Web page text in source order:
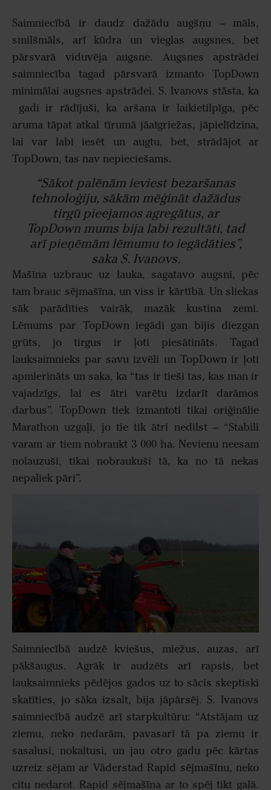
Saimniecībā ir daudz dažādu augšņu – māls,
smilšmāls, arī kūdra un vieglas augsnes, bet
pārsvarā viduvēja augsne. Augsnes apstrādei
saimniecība tagad pārsvarā izmanto TopDown
minimālai augsnes apstrādei. S. Ivanovs stāsta, ka
gadi ir rādījuši, ka aršana ir laikietilpīga, pēc
aruma tāpat atkal tīrumā jāatgriežas, jāpielīdzina,
lai var labi iesēt un augtu, bet, strādājot ar
TopDown, tas nav nepieciešams.
“Sākot palēnām ieviest bezaršanas
tehnoloģiju, sākām mēģināt dažādus
tirgū pieejamos agregātus, ar
TopDown mums bija labi rezultāti, tad
arī pieņēmām lēmumu to iegādāties”,
saka S. Ivanovs.
Mašīna uzbrauc uz lauka, sagatavo augsni, pēc
tam brauc sējmašīna, un viss ir kārtībā. Un sliekas
sāk parādīties vairāk, mazāk kustina zemi.
Lēmums par TopDown iegādi gan bijis diezgan
grūts, jo tirgus ir ļoti piesātināts. Tagad
lauksaimnieks par savu izvēli un TopDown ir ļoti
apmierināts un saka, ka “tas ir tieši tas, kas man ir
vajadzīgs, lai es ātri varētu izdarīt darāmos
darbus”. TopDown tiek izmantoti tikai oriģinālie
Marathon uzgaļi, jo tie tik ātri nedilst – “Stabili
varam ar tiem nobraukt 3 000 ha. Nevienu neesam
nolauzuši, tikai nobraukuši tā, ka no tā nekas
nepaliek pāri”.
Saimniecībā audzē kviešus, miežus, auzas, arī
pākšaugus. Agrāk ir audzēts arī rapsis, bet
lauksaimnieks pēdējos gados uz to sācis skeptiski
skatīties, jo sāka izsalt, bija jāpārsēj. S. Ivanovs
saimniecībā audzē arī starpkultūru: “Atstājam uz
ziemu, neko nedarām, pavasarī tā pa ziemu ir
sasalusi, nokaltusi, un jau otro gadu pēc kārtas
uzreiz sējam ar Väderstad Rapid sējmašīnu, neko
citu nedarot. Rapid sējmašīna ar to spēj tikt galā.